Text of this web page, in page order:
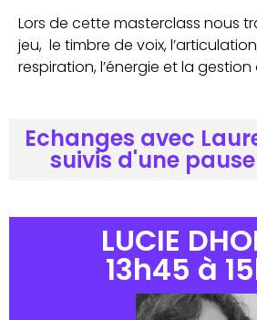
Lors de cette masterclass nous
jeu, le timbre de voix,
respiration, l’énergie et la
Echanges avec
suivis d'une
LUCIE
13h45 à